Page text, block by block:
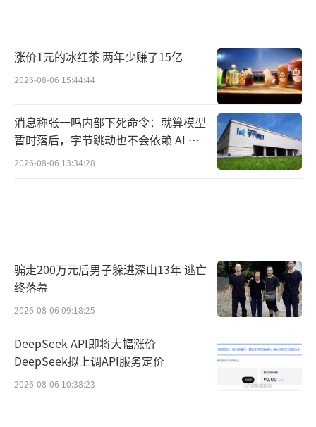
涨价1元的冰红茶 两年少赚了15亿
2026-08-06 15:44:44
消息称张一鸣内部下死命令：就算模型
暂时落后，字节跳动也不会依赖 AI 蒸
馏技术
2026-08-06 13:34:28
骗走200万元后男子躲进深山13年 逃亡
终落幕
2026-08-06 09:18:25
DeepSeek API即将大幅涨价
DeepSeek拟上调API服务定价
2026-08-06 10:38:23